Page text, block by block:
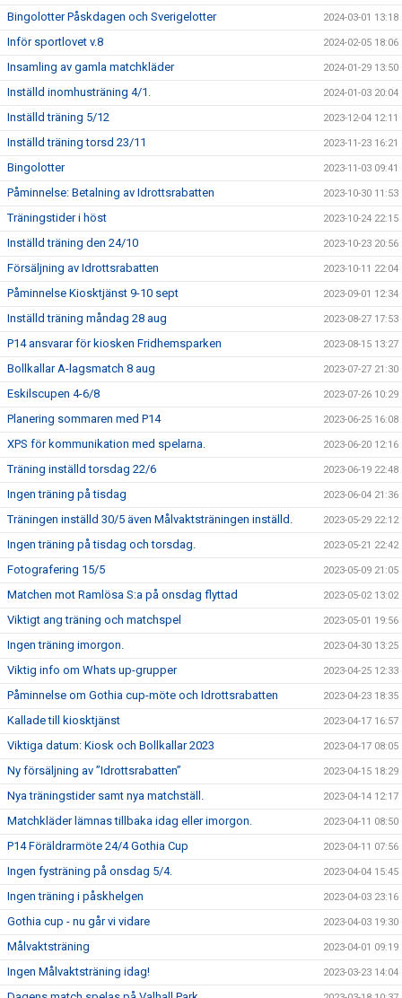
Bingolotter Påskdagen och Sverigelotter 2024-03-01 13:18
Inför sportlovet v.8 2024-02-05 18:06
Insamling av gamla matchkläder 2024-01-29 13:50
Inställd inomhusträning 4/1. 2024-01-03 20:04
Inställd träning 5/12 2023-12-04 12:11
Inställd träning torsd 23/11 2023-11-23 16:21
Bingolotter 2023-11-03 09:41
Påminnelse: Betalning av Idrottsrabatten 2023-10-30 11:53
Träningstider i höst 2023-10-24 22:15
Inställd träning den 24/10 2023-10-23 20:56
Försäljning av Idrottsrabatten 2023-10-11 22:04
Påminnelse Kiosktjänst 9-10 sept 2023-09-01 12:34
Inställd träning måndag 28 aug 2023-08-27 17:53
P14 ansvarar för kiosken Fridhemsparken 2023-08-15 13:27
Bollkallar A-lagsmatch 8 aug 2023-07-27 21:30
Eskilscupen 4-6/8 2023-07-26 10:29
Planering sommaren med P14 2023-06-25 16:08
XPS för kommunikation med spelarna. 2023-06-20 12:16
Träning inställd torsdag 22/6 2023-06-19 22:48
Ingen träning på tisdag 2023-06-04 21:36
Träningen inställd 30/5 även Målvaktsträningen inställd. 2023-05-29 22:12
Ingen träning på tisdag och torsdag. 2023-05-21 22:42
Fotografering 15/5 2023-05-09 21:05
Matchen mot Ramlösa S:a på onsdag flyttad 2023-05-02 13:02
Viktigt ang träning och matchspel 2023-05-01 19:56
Ingen träning imorgon. 2023-04-30 13:25
Viktig info om Whats up-grupper 2023-04-25 12:33
Påminnelse om Gothia cup-möte och Idrottsrabatten 2023-04-23 18:35
Kallade till kiosktjänst 2023-04-17 16:57
Viktiga datum: Kiosk och Bollkallar 2023 2023-04-17 08:05
Ny försäljning av ”Idrottsrabatten” 2023-04-15 18:29
Nya träningstider samt nya matchställ. 2023-04-14 12:17
Matchkläder lämnas tillbaka idag eller imorgon. 2023-04-11 08:50
P14 Föräldrarmöte 24/4 Gothia Cup 2023-04-11 07:56
Ingen fysträning på onsdag 5/4. 2023-04-04 15:45
Ingen träning i påskhelgen 2023-04-03 23:16
Gothia cup - nu går vi vidare 2023-04-03 19:30
Målvaktsträning 2023-04-01 09:19
Ingen Målvaktsträning idag! 2023-03-23 14:04